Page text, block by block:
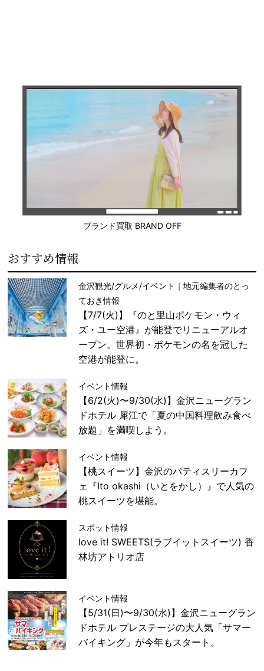
ブランド買取 BRAND OFF
おすすめ情報
金沢観光/グルメ/イベント｜地元編集者のとっ
ておき情報
【7/7(火)】『のと里山ポケモン・ウィ
ズ・ユー空港』が能登でリニューアルオ
ープン。世界初・ポケモンの名を冠した
空港が能登に。
イベント情報
【6/2(火)〜9/30(水)】金沢ニューグラン
ドホテル 犀江で「夏の中国料理飲み食べ
放題」を満喫しよう。
イベント情報
【桃スイーツ】金沢のパティスリーカフ
ェ『Ito okashi（いとをかし）』で人気の
桃スイーツを堪能。
スポット情報
love it! SWEETS(ラブイットスイーツ) 香
林坊アトリオ店
イベント情報
【5/31(日)〜9/30(水)】金沢ニューグラン
ドホテル プレステージの大人気「サマー
バイキング」が今年もスタート。